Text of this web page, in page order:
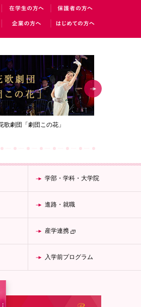
歌劇団「劇団この花」
学部・学科・大学院
進路・就職
産学連携
入学前プログラム